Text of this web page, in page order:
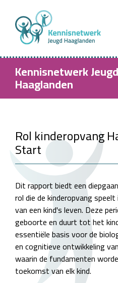
Kennisnetwerk Jeugd
Haaglanden
Rol kinderopvang
Start
Dit rapport biedt een
rol die de kinderopvang
van een kind's leven. Deze
geboorte en duurt tot het
essentiële basis voor de
en cognitieve ontwikkeling
waarin de fundamenten
toekomst van elk kind.